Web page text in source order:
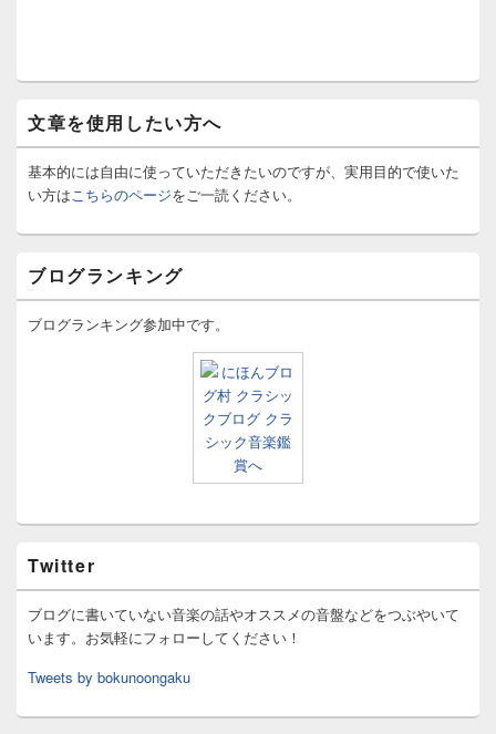
文章を使用したい方へ
基本的には自由に使っていただきたいのですが、実用目的で使いた
い方はこちらのページをご一読ください。
ブログランキング
ブログランキング参加中です。
Twitter
ブログに書いていない音楽の話やオススメの音盤などをつぶやいて
います。お気軽にフォローしてください！
Tweets by bokunoongaku